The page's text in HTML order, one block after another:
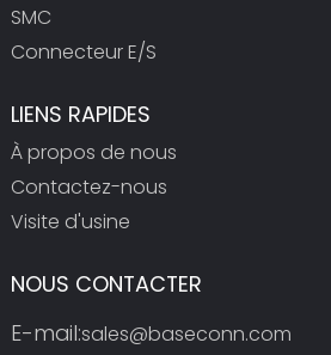
SMC
Connecteur E/S
LIENS RAPIDES
À propos de nous
Contactez-nous
Visite d'usine
NOUS CONTACTER
E-mail:sales@baseconn.com